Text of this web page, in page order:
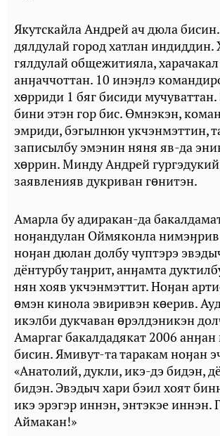
Якутскайла Андрей ач дюла
дялдулай город хатлан индиддин.
гялдулай общежитияла,
анӈаччоттан. 10 инэӈлэ
хɵрриди 1 бяг бисиди
бини этэн гор бис. Өмнэкэн,
эмриди, бэгылнюн укчэнмэттин,
записылбу эмэнин няня яв-да
хɵррин. Минду Андрей
заявленияв дукриван гɵнитэн.
Амарла бу адиракан-да
ноӈандулан Оймяконла
ноӈан дюлан долбу чуптэрэ
дёнтурбу таӈрит, анӈамта
нян хояв укчэнмэттит. Ноӈан
ɵмэн кинола эвиривэн кɵерив.
икэлби дукчаван ɵрэлдэникэн
Амаргаг бакалдадякат 2006
бисин. Ямивут-та таракам ноӈан
«Анатолий, дукли, икэ-дэ бидэн,
бидэн. Эвэдыч хари бэил хоят
икэ эрэгэр иннэн, энтэкэе иннэн.
Аймакан!»